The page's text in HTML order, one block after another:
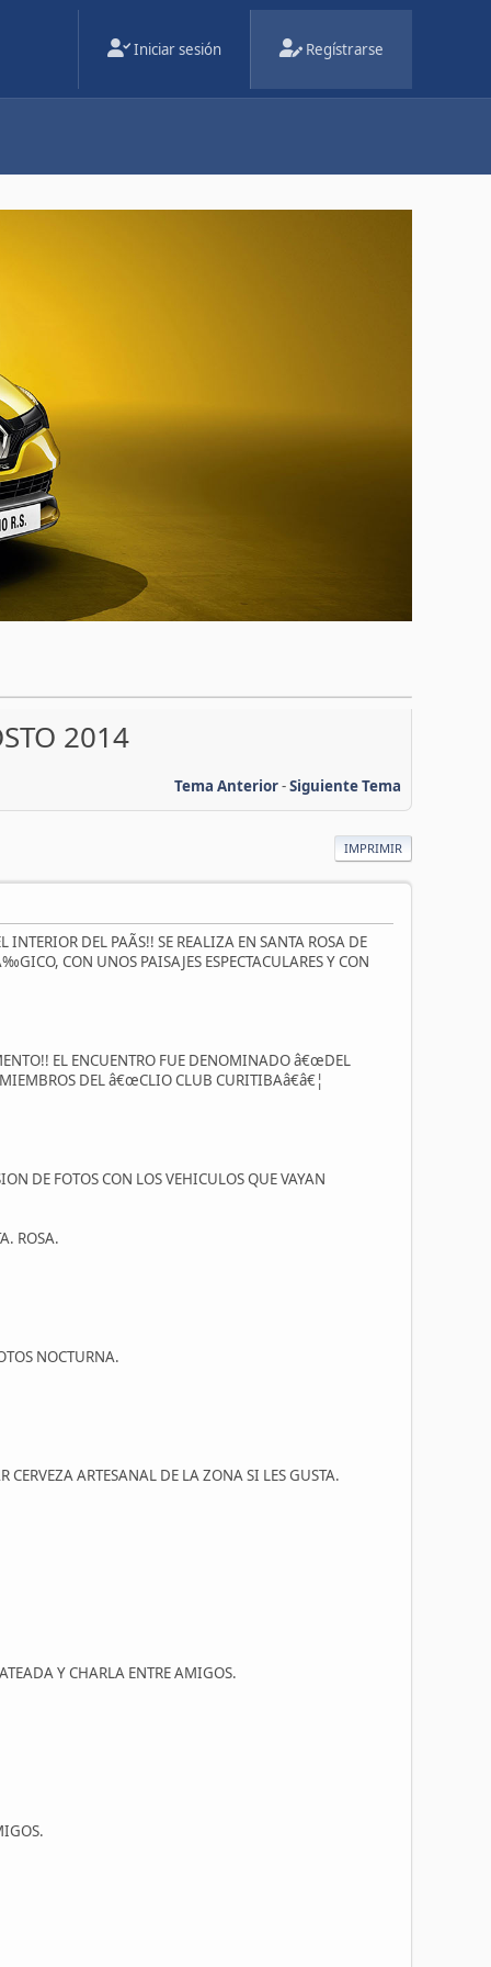
Iniciar sesión Regístrarse
2014
Tema Anterior-Siguiente Tema
IMPRIMIR
DEL PAÃS!! SE REALIZA EN SANTA ROSA DE
CON UNOS PAISAJES ESPECTACULARES Y CON
EL ENCUENTRO FUE DENOMINADO â€œDEL
DEL â€œCLIO CLUB CURITIBAâ€â€¦
DE FOTOS CON LOS VEHICULOS QUE VAYAN
ROSA.
NOCTURNA.
ARTESANAL DE LA ZONA SI LES GUSTA.
Y CHARLA ENTRE AMIGOS.